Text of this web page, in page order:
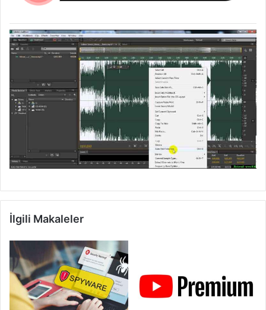
İlgili Makaleler